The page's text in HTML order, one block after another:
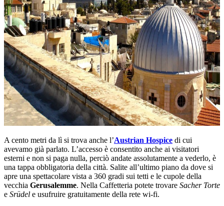
A cento metri da lì si trova anche l’Austrian Hospice di cui
avevamo già parlato. L’accesso è consentito anche ai visitatori
esterni e non si paga nulla, perciò andate assolutamente a vederlo, è
una tappa obbligatoria della città. Salite all’ultimo piano da dove si
apre una spettacolare vista a 360 gradi sui tetti e le cupole della
vecchia Gerusalemme. Nella Caffetteria potete trovare Sacher Torte
e Srüdel e usufruire gratuitamente della rete wi-fi.